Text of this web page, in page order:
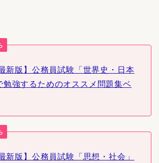
新版】公務員試験「世界史・日本
勉強するためのオススメ問題集ベ
新版】公務員試験「思想・社会」